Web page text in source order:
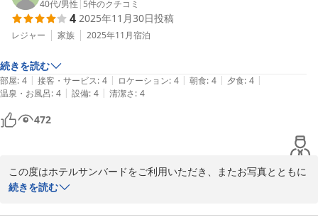
一方で、スキー場レストラン付近の喫煙所につきまして、不快な思
いをおかけし誠に申し訳ございませんでした。煙や臭いに関するご
摯に受け止めております。今後、設置場所や分煙対策の見直しにつ
いて検討を進めてまいります。
貴重なご意見をお寄せいただき、誠にありがとうございます。いた
だいたお声をもとに、より快適にお過ごしいただける環境づくりに
また機会がございましたら、ぜひお越しいただけますと幸いでござ
います。
１１種類の貸切露天風呂 水上高原／奥利根温泉 ホテルサンバー
40代/男性 | 5件のクチコミ
4 2025年11月30日投稿
レジャー 家族 2025年11月宿泊
続きを読む
部屋: 4 | 接客・サービス: 4 | ロケーション: 4 | 朝食: 4 | 夕食: 4 |
温泉・お風呂: 4 | 設備: 4 | 清潔さ: 4
472
この度はホテルサンバードをご利用いただき、またお写真とともに
口コミのご投稿をいただき誠にありがとうございます。
続きを読む